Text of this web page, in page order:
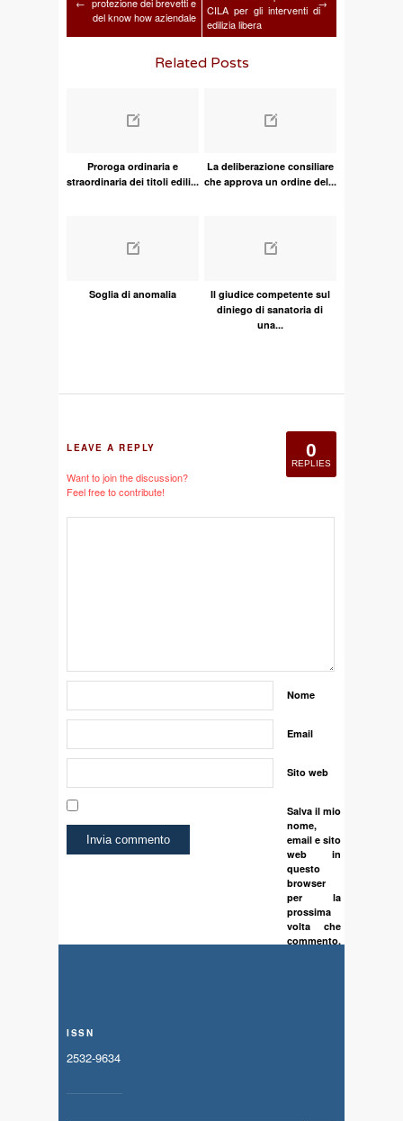
del know how aziendale
CILA per gli interventi di
edilizia libera
Related Posts
Proroga ordinaria e
straordinaria dei titoli edili...
La deliberazione consiliare
che approva un ordine del...
Soglia di anomalia
Il giudice competente sul
diniego di sanatoria di
una...
0
REPLIES
LEAVE A REPLY
Want to join the discussion?
Feel free to contribute!
Nome
Email
Sito web
Salva il mio
nome,
email e sito
web in
questo
browser
per la
prossima
volta che
commento.
ISSN
2532-9634